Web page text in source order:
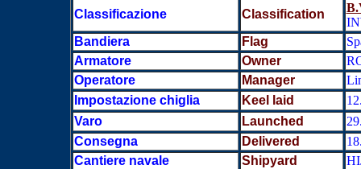
Classificazione Classification
Bandiera
Flag
Armatore
Owner
Operatore
Manager
Impostazione chiglia
Keel laid
Varo
Launched
Consegna
Delivered
Cantiere navale
Shipyard